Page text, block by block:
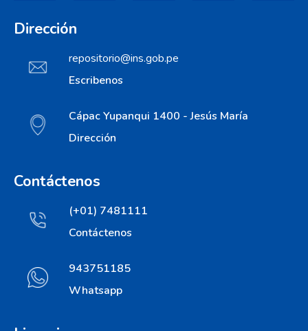
Dirección
repositorio@ins.gob.pe
Escribenos
Cápac Yupanqui 1400 - Jesús María
Dirección
Contáctenos
(+01) 7481111
Contáctenos
943751185
Whatsapp